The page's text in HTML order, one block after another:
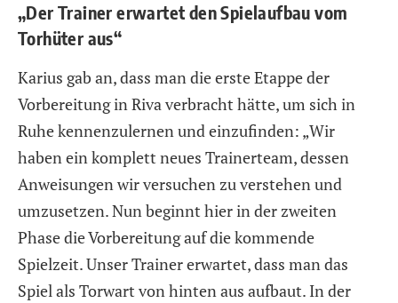
„Der Trainer erwartet den Spielaufbau vom
Torhüter aus“
Karius gab an, dass man die erste Etappe der
Vorbereitung in Riva verbracht hätte, um sich in
Ruhe kennenzulernen und einzufinden: „Wir
haben ein komplett neues Trainerteam, dessen
Anweisungen wir versuchen zu verstehen und
umzusetzen. Nun beginnt hier in der zweiten
Phase die Vorbereitung auf die kommende
Spielzeit. Unser Trainer erwartet, dass man das
Spiel als Torwart von hinten aus aufbaut. In der